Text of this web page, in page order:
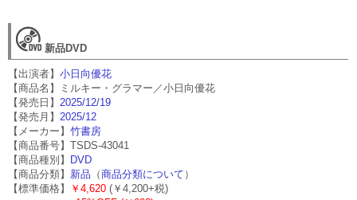
新品DVD
【出演者】小日向優花
【商品名】ミルキー・グラマー／小日向優花
【発売日】 2025/12/19
【発売月】 2025/12
【メーカー】竹書房
【商品番号】TSDS-43041
【商品種別】 DVD
【商品分類】 新品 （商品分類について ）
【標準価格】
￥4,620 (￥4,200+税)